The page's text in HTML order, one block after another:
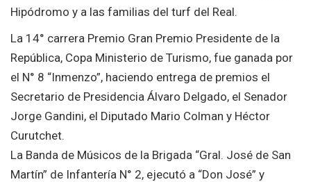
Hipódromo y a las familias del turf del Real.
La 14° carrera Premio Gran Premio Presidente de la
República, Copa Ministerio de Turismo, fue ganada por
el N° 8 “Inmenzo”, haciendo entrega de premios el
Secretario de Presidencia Álvaro Delgado, el Senador
Jorge Gandini, el Diputado Mario Colman y Héctor
Curutchet.
La Banda de Músicos de la Brigada “Gral. José de San
Martín” de Infantería N° 2, ejecutó a “Don José” y